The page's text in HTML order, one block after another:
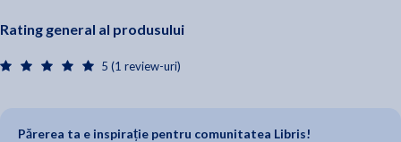
Rating general al produsului
5 (1 review-uri)
Părerea ta e inspirație pentru comunitatea Libris!